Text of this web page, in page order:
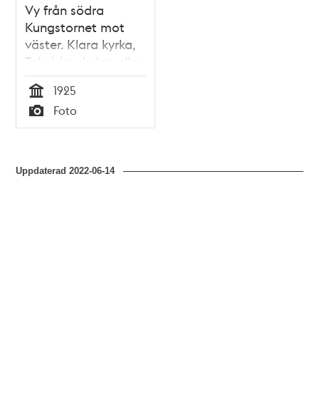
Vy från södra
Kungstornet mot
väster. Klara kyrka,
Tekniska skolan eller
Konstfackskolan på
Mäster
Samuelsgatan 44
och Stadshuset. I
och Högalidskyrkan.
Tid
1925
Typ
Foto
Uppdaterad2022-06-14